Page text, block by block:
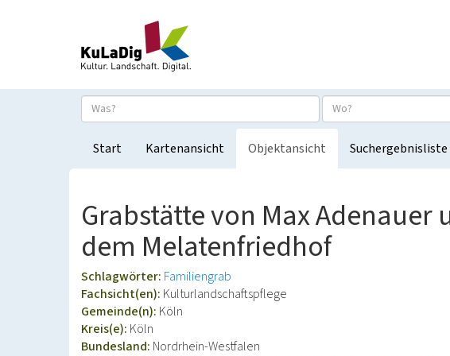
Start Kartenansicht Objektansicht Suchergebnisliste
Grabstätte von Max Adenauer
dem Melatenfriedhof
Schlagwörter: Familiengrab
Fachsicht(en): Kulturlandschaftspflege
Gemeinde(n): Köln
Kreis(e): Köln
Bundesland: Nordrhein-Westfalen